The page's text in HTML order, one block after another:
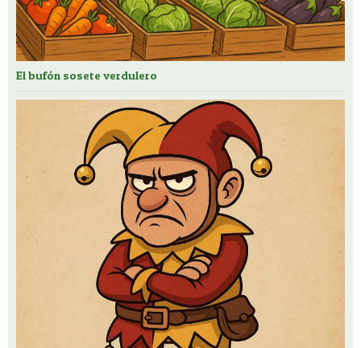
El bufón sosete verdulero